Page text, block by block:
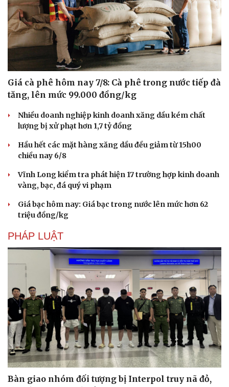
Văn hóa
Sân khấu - Điện ảnh
Âm nhạc
Di sản
Giải trí
Nghệ sĩ
Sao Việt
Giá cà phê hôm nay 7/8: Cà phê trong nước tiếp đà
tăng, lên mức 99.000 đồng/kg
Nhiều doanh nghiệp kinh doanh xăng dầu kém chất
lượng bị xử phạt hơn 1,7 tỷ đồng
Hầu hết các mặt hàng xăng dầu đều giảm từ 15h00
chiều nay 6/8
Vĩnh Long kiểm tra phát hiện 17 trường hợp kinh doanh
vàng, bạc, đá quý vi phạm
Giá bạc hôm nay: Giá bạc trong nước lên mức hơn 62
triệu đồng/kg
PHÁP LUẬT
Bàn giao nhóm đối tượng bị Interpol truy nã đỏ,